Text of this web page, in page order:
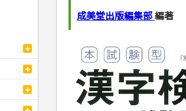
成美堂出版編集部編著